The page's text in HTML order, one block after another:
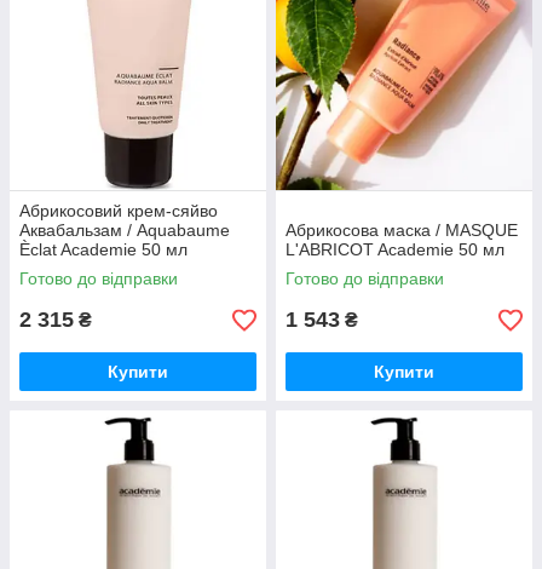
Абрикосовий крем-сяйво
Аквабальзам / Aquabaume
Èclat Academie 50 мл
Готово до відправки
2 315 ₴
Купити
Абрикосова маска / MASQUE
L'ABRICOT Academie 50 мл
Готово до відправки
1 543 ₴
Купити